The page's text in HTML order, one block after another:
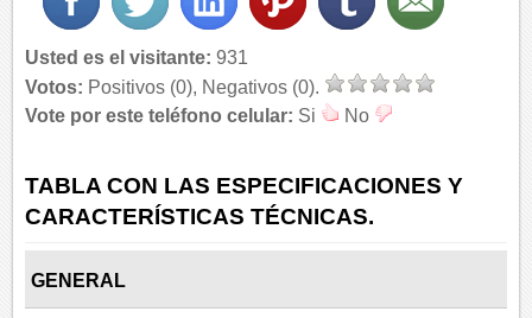
Usted es el visitante: 931
Votos: Positivos (0), Negativos (0).
Vote por este teléfono celular: Si No
TABLA CON LAS ESPECIFICACIONES Y
CARACTERÍSTICAS TÉCNICAS.
GENERAL